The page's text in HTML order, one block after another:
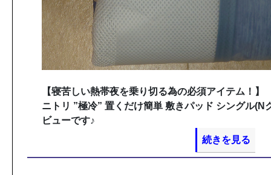
【寝苦しい熱帯夜を乗り切る為の必須アイテム！】
ニトリ ”極冷” 置くだけ簡単 敷きパッド シングル
ビューです♪
続きを見る